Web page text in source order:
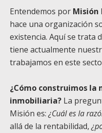
Entendemos por Misión
hace una organización
existencia. Aquí se trata
tiene actualmente
trabajamos en este
¿Cómo construimos la
inmobiliaria? La
Misión es:¿Cuál es la
allá de la rentabilidad,